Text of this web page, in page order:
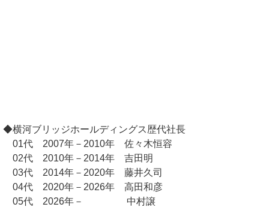
◆横河ブリッジホールディングス歴代社長
01代 2007年－2010年 佐々木恒容
02代 2010年－2014年 吉田明
03代 2014年－2020年 藤井久司
04代 2020年－2026年 高田和彦
05代 2026年－ 中村譲